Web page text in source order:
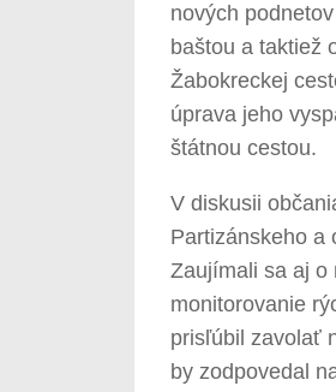
nových
baštou a taktiež
Žabokreckej
úprava jeho
štátnou cestou.
V diskusii
Partizánskeho a
Zaujímali sa aj o
monitorovanie
prisľúbil zavolať
by zodpovedal